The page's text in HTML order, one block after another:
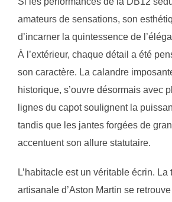
amateurs de sensations, son
d’incarner la quintessence de
À l’extérieur, chaque détail a été
son caractère. La calandre
historique, s’ouvre désormais avec
lignes du capot soulignent la
tandis que les jantes forgées de
accentuent son allure statutaire.
L’habitacle est un véritable écrin. La
artisanale d’Aston Martin se